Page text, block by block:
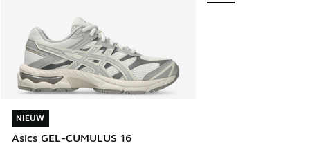
NIEUW
Asics GEL-CUMULUS 16
NIEUW